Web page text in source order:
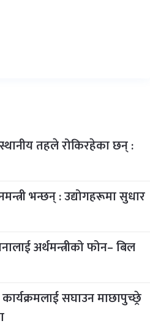
तहले रोकिरहेका छन् :
भन्छन् : उद्योगहरूमा सुधार
अर्थमन्त्रीको फोन– बिल
सघाउन माछापुच्छ्रे